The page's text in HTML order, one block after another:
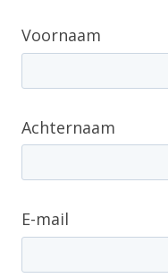
Voornaam
Achternaam
E-mail